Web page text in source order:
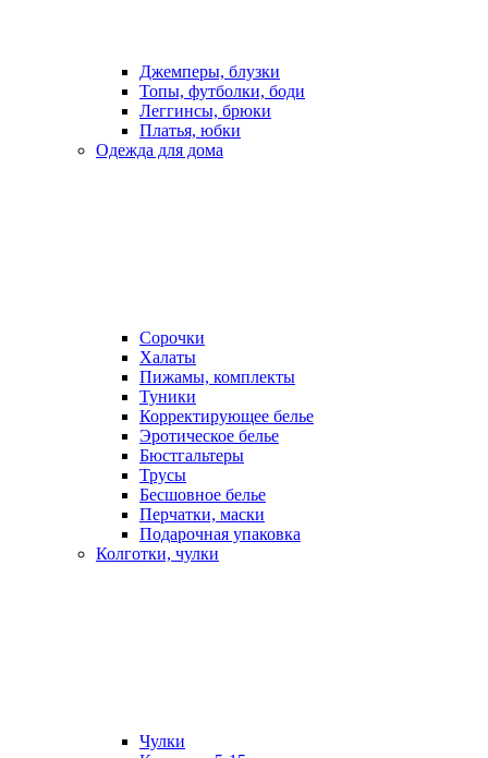
Джемперы, блузки
Топы, футболки, боди
Леггинсы, брюки
Платья, юбки
Одежда для дома
Сорочки
Халаты
Пижамы, комплекты
Туники
Корректирующее белье
Эротическое белье
Бюстгальтеры
Трусы
Бесшовное белье
Перчатки, маски
Подарочная упаковка
Колготки, чулки
Чулки